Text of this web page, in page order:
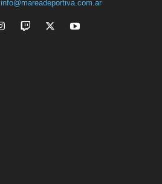
info@mareadeportiva.com.ar